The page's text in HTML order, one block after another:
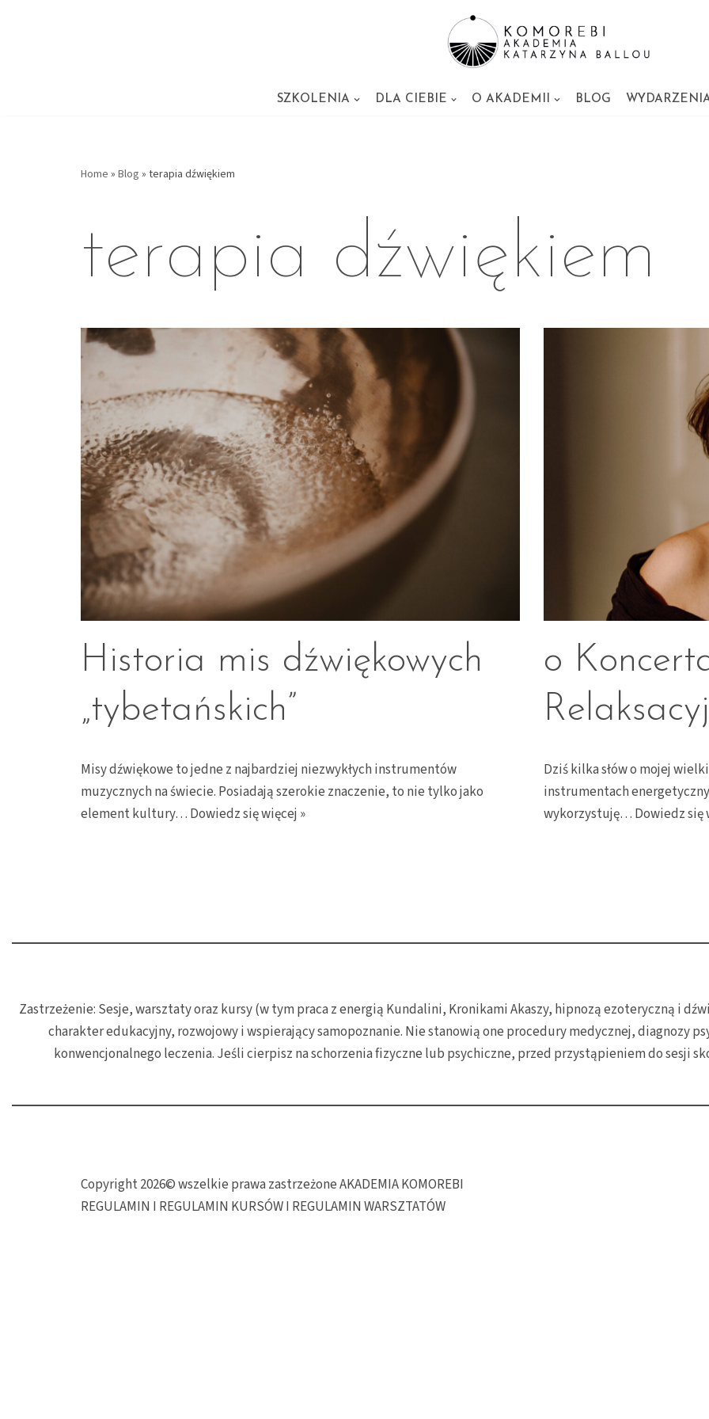
SZKOLENIA DLA CIEBIE O AKADEMII BLOG
Home » Blog » terapia dźwiękiem
terapia dźwiękiem
Historia mis dźwiękowych
„tybetańskich”
Misy dźwiękowe to jedne z najbardziej niezwykłych instrumentów
muzycznych na świecie. Posiadają szerokie znaczenie, to nie tylko jako
element kultury… Dowiedz się więcej »
o
Dziś kilka słów o mojej
instrumentach
wykorzystuję… Dowiedz się
Zastrzeżenie: Sesje, warsztaty oraz kursy (w tym praca z energią Kundalini, Kronikami Akaszy, hipnozą ezoteryczną i
charakter edukacyjny, rozwojowy i wspierający samopoznanie. Nie stanowią one procedury medycznej, diagnozy
konwencjonalnego leczenia. Jeśli cierpisz na schorzenia fizyczne lub psychiczne, przed przystąpieniem do sesji
Copyright 2026© wszelkie prawa zastrzeżone AKADEMIA KOMOREBI
REGULAMIN I REGULAMIN KURSÓW I REGULAMIN WARSZTATÓW